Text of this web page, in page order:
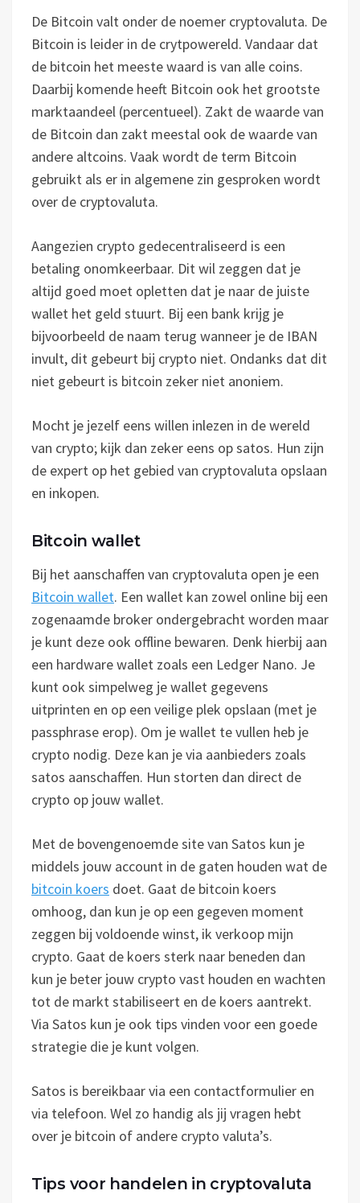
De Bitcoin valt onder de noemer cryptovaluta. De
Bitcoin is leider in de crytpowereld. Vandaar dat
de bitcoin het meeste waard is van alle coins.
Daarbij komende heeft Bitcoin ook het grootste
marktaandeel (percentueel). Zakt de waarde van
de Bitcoin dan zakt meestal ook de waarde van
andere altcoins. Vaak wordt de term Bitcoin
gebruikt als er in algemene zin gesproken wordt
over de cryptovaluta.
Aangezien crypto gedecentraliseerd is een
betaling onomkeerbaar. Dit wil zeggen dat je
altijd goed moet opletten dat je naar de juiste
wallet het geld stuurt. Bij een bank krijg je
bijvoorbeeld de naam terug wanneer je de IBAN
invult, dit gebeurt bij crypto niet. Ondanks dat dit
niet gebeurt is bitcoin zeker niet anoniem.
Mocht je jezelf eens willen inlezen in de wereld
van crypto; kijk dan zeker eens op satos. Hun zijn
de expert op het gebied van cryptovaluta opslaan
en inkopen.
Bitcoin wallet
Bij het aanschaffen van cryptovaluta open je een
Bitcoin wallet. Een wallet kan zowel online bij een
zogenaamde broker ondergebracht worden maar
je kunt deze ook offline bewaren. Denk hierbij aan
een hardware wallet zoals een Ledger Nano. Je
kunt ook simpelweg je wallet gegevens
uitprinten en op een veilige plek opslaan (met je
passphrase erop). Om je wallet te vullen heb je
crypto nodig. Deze kan je via aanbieders zoals
satos aanschaffen. Hun storten dan direct de
crypto op jouw wallet.
Met de bovengenoemde site van Satos kun je
middels jouw account in de gaten houden wat de
bitcoin koers doet. Gaat de bitcoin koers
omhoog, dan kun je op een gegeven moment
zeggen bij voldoende winst, ik verkoop mijn
crypto. Gaat de koers sterk naar beneden dan
kun je beter jouw crypto vast houden en wachten
tot de markt stabiliseert en de koers aantrekt.
Via Satos kun je ook tips vinden voor een goede
strategie die je kunt volgen.
Satos is bereikbaar via een contactformulier en
via telefoon. Wel zo handig als jij vragen hebt
over je bitcoin of andere crypto valuta’s.
Tips voor handelen in cryptovaluta